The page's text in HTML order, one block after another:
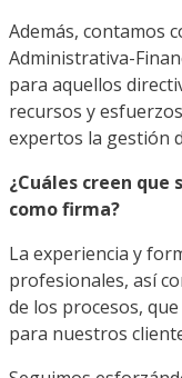
Además, contamos
Administrativa-
para aquellos
recursos y
expertos la gestión
¿Cuáles creen
como firma?
La experiencia y
profesionales, así
de los procesos,
para nuestros